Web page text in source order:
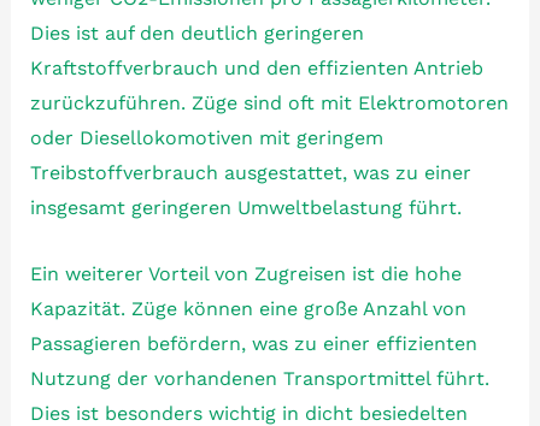
Dies ist auf den deutlich geringeren
Kraftstoffverbrauch und den effizienten Antrieb
zurückzuführen. Züge sind oft mit Elektromotoren
oder Diesellokomotiven mit geringem
Treibstoffverbrauch ausgestattet, was zu einer
insgesamt geringeren Umweltbelastung führt.
Ein weiterer Vorteil von Zugreisen ist die hohe
Kapazität. Züge können eine große Anzahl von
Passagieren befördern, was zu einer effizienten
Nutzung der vorhandenen Transportmittel führt.
Dies ist besonders wichtig in dicht besiedelten